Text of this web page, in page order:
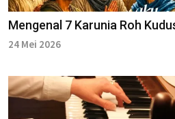
Mengenal 7 Karunia Roh
24 Mei 2026